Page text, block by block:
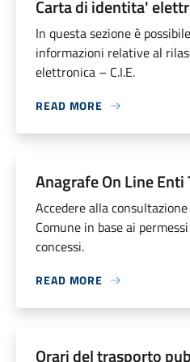
Carta di identita'
In questa sezione è
informazioni relative al
elettronica – C.I.E.
READ MORE
Anagrafe On Line Enti
Accedere alla
Comune in base ai
concessi.
READ MORE
Orari del trasporto